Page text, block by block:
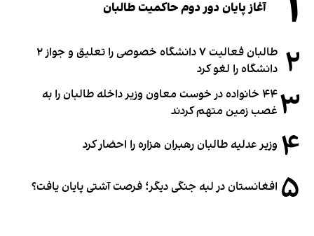
آغاز پایان دور دوم حاکمیت طالبان
۲
طالبان فعالیت ۷ دانشگاه خصوصی را تعلیق و جواز ۲
دانشگاه را لغو کرد
۳
۴۴ خانواده در خوست معاون وزیر داخله طالبان را به
غصب زمین متهم کردند
۴ وزیر عدلیه طالبان رهبران هزاره را احضار کرد
۵ افغانستان در لبه جنگی دیگر؛ فرصت آشتی پایان یافت؟